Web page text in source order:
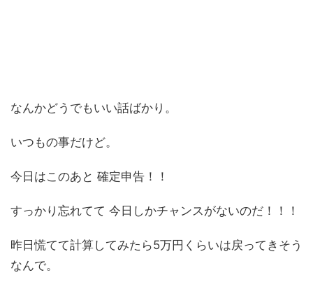
なんかどうでもいい話ばかり。
いつもの事だけど。
今日はこのあと 確定申告！！
すっかり忘れてて 今日しかチャンスがないのだ！！！
昨日慌てて計算してみたら5万円くらいは戻ってきそう
なんで。